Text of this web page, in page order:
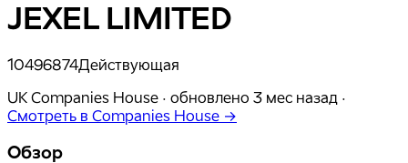
JEXEL LIMITED
10496874Действующая
UK Companies House · обновлено 3 мес назад ·
Смотреть в Companies House →
Обзор